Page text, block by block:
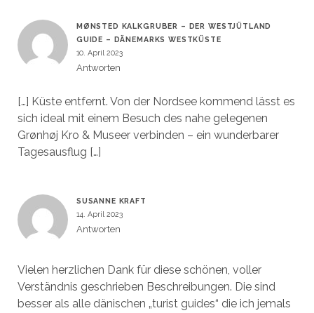
MØNSTED KALKGRUBER – DER WESTJÜTLAND
GUIDE – DÄNEMARKS WESTKÜSTE
10. April 2023
Antworten
[…] Küste entfernt. Von der Nordsee kommend lässt es
sich ideal mit einem Besuch des nahe gelegenen
Grønhøj Kro & Museer verbinden – ein wunderbarer
Tagesausflug […]
SUSANNE KRAFT
14. April 2023
Antworten
Vielen herzlichen Dank für diese schönen, voller
Verständnis geschrieben Beschreibungen. Die sind
besser als alle dänischen „turist guides“ die ich jemals